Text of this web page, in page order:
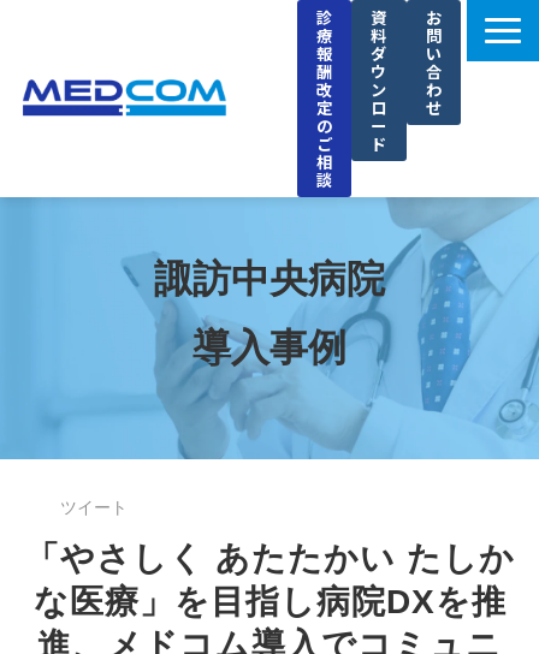
診
療
報
酬
改
定
の
ご
相
談
資
料
ダ
ウ
ン
ロ
ー
ド
お
問
い
合
わ
せ
選ばれる理由
導入事例
セミナー
ブログ
お知らせ
諏訪中央病院
導入事例
ツイート
「やさしく あたたかい たしか
な医療」を目指し病院DXを推
進、メドコム導入でコミュニ